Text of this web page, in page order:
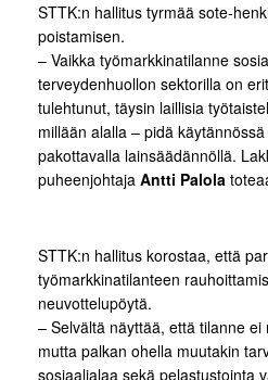
STTK:n hallitus tyrmää sote-
poistamisen.
– Vaikka työmarkkinatilanne
terveydenhuollon sektorilla on
tulehtunut, täysin laillisia
millään alalla – pidä
pakottavalla lainsäädännöllä.
puheenjohtaja Antti Palola
STTK:n hallitus korostaa, että
työmarkkinatilanteen
neuvottelupöytä.
– Selvältä näyttää, että tilanne
mutta palkan ohella muutakin
sosiaalialaa sekä pelastustointa